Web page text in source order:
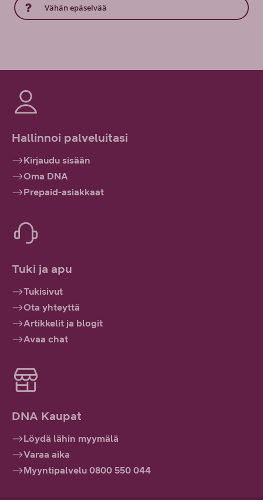
Vähän epäselvää
Hallinnoi palveluitasi
Kirjaudu sisään
Oma DNA
Prepaid-asiakkaat
Tuki ja apu
Tukisivut
Ota yhteyttä
Artikkelit ja blogit
Avaa chat
DNA Kaupat
Löydä lähin myymälä
Varaa aika
Myyntipalvelu 0800 550 044